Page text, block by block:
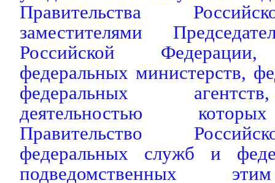
Правительства
заместителями
Российской Федерации,
федеральных министерств,
федеральных
деятельностью
Правительство
федеральных служб и
подведомственных